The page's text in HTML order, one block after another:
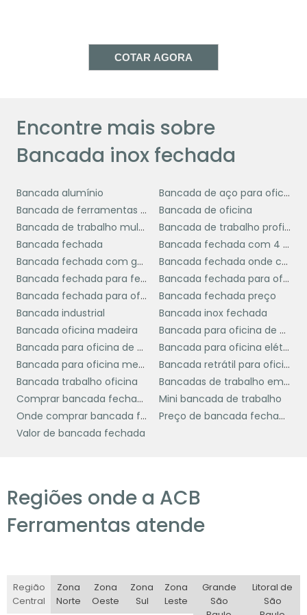
A versatilidade da bancada inox fechada
também se estende a sua capacidade de
diferentes configurações, como pias
embutidas ou áreas de corte integradas,
otimizando o fluxo de trabalho e aumentando
MANUTENÇÃO E
CUIDADOS ESSENCIAIS
A manutenção adequada dabancada inox
fechadaé fundamental para garantir sua
longevidade e manter os padrões de higiene
em cozinhas comerciais.
O primeiro passo é a limpeza regular, que
deve ser feita com detergentes neutros e
panos macios para evitar arranhões na
superfície. Produtos abrasivos ou esponjas de
aço devem ser evitados, pois podem danificar
o acabamento do inox.
manchas de água, que podem comprometer
a aparência do material. Além disso, a
aplicação periódica de um polidor de aço
corrosivos.
Verificar regularmente as junções e os
COTAR AGORA
Encontre mais sobre
Bancada inox fechada
Bancada alumínio
Bancada de aço para oficina
Bancada de ferramentas para oficina
Bancada de oficina
Bancada de trabalho multiuso
Bancada de trabalho profissional
Bancada fechada
Bancada fechada com 4 portas
Bancada fechada com gaveta
Bancada fechada onde comprar
Bancada fechada para ferramenta
Bancada fechada para oficina
Bancada fechada para oficina preço
Bancada fechada preço
Bancada industrial
Bancada inox fechada
Bancada oficina madeira
Bancada para oficina de madeira
Bancada para oficina de moto
Bancada para oficina elétrica
Bancada para oficina mecânica
Bancada retrátil para oficina
Bancada trabalho oficina
Bancadas de trabalho em madeira
Comprar bancada fechada
Mini bancada de trabalho
Onde comprar bancada fechada
Preço de bancada fechada
Valor de bancada fechada
Regiões onde a ACB
Ferramentas atende
Região
Central
Zona
Norte
Zona
Oeste
Zona
Sul
Zona
Leste
Grande
São
Litoral de
São